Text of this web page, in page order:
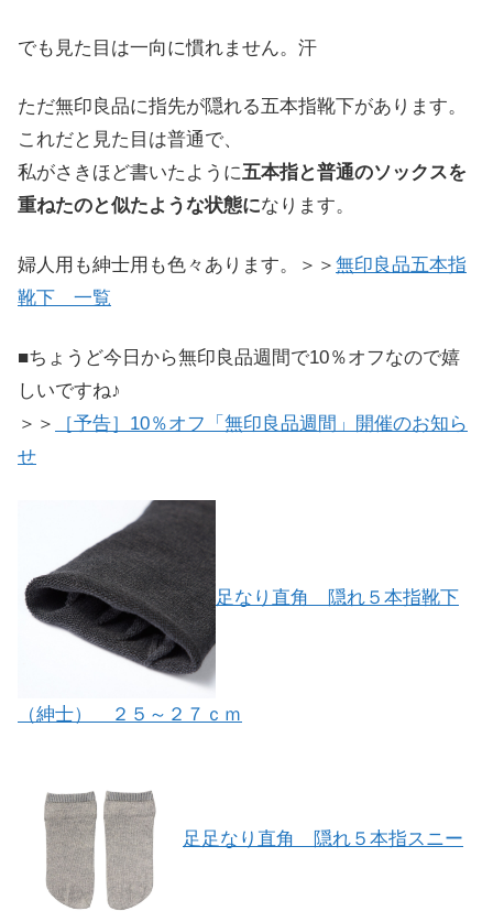
でも見た目は一向に慣れません。汗
ただ無印良品に指先が隠れる五本指靴下があります。
これだと見た目は普通で、
私がさきほど書いたように五本指と普通のソックスを
重ねたのと似たような状態になります。
婦人用も紳士用も色々あります。＞＞ 無印良品五本指
靴下 一覧
■ちょうど今日から無印良品週間で10％オフなので嬉
しいですね♪
＞＞
［予告］10％オフ「無印良品週間」開催のお知ら
せ
足なり直角 隠れ５本指靴下
（紳士） ２５～２７ｃｍ
足足なり直角 隠れ５本指スニー